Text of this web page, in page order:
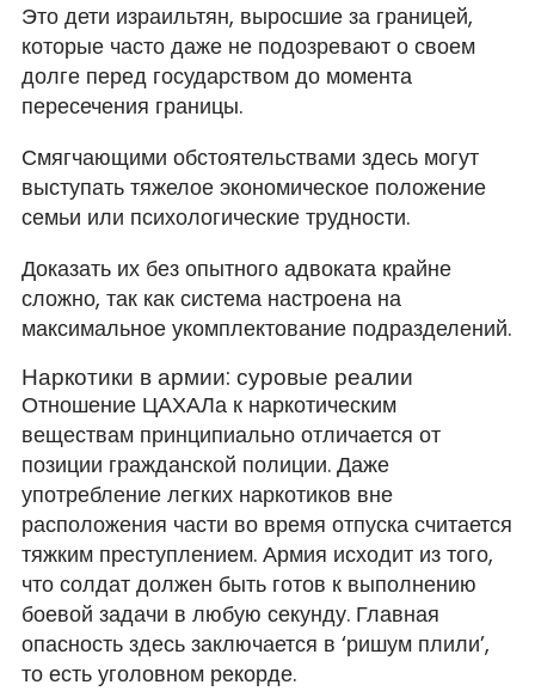
Это дети израильтян, выросшие за границей,
которые часто даже не подозревают о своем
долге перед государством до момента
пересечения границы.
Смягчающими обстоятельствами здесь могут
выступать тяжелое экономическое положение
семьи или психологические трудности.
Доказать их без опытного адвоката крайне
сложно, так как система настроена на
максимальное укомплектование подразделений.
Наркотики в армии: суровые реалии
Отношение ЦАХАЛа к наркотическим
веществам принципиально отличается от
позиции гражданской полиции. Даже
употребление легких наркотиков вне
расположения части во время отпуска считается
тяжким преступлением. Армия исходит из того,
что солдат должен быть готов к выполнению
боевой задачи в любую секунду. Главная
опасность здесь заключается в ‘ришум плили’,
то есть уголовном рекорде.